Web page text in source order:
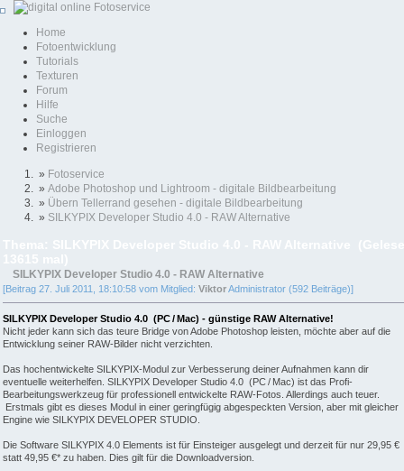
Home
Fotoentwicklung
Tutorials
Texturen
Forum
Hilfe
Suche
Einloggen
Registrieren
» Fotoservice
» Adobe Photoshop und Lightroom - digitale Bildbearbeitung
» Übern Tellerrand gesehen - digitale Bildbearbeitung
» SILKYPIX Developer Studio 4.0 - RAW Alternative
SILKYPIX Developer Studio 4.0 - RAW Alternative
[Beitrag 27. Juli 2011, 18:10:58 vom Mitglied: ViktorAdministrator (592 Beiträge)]
SILKYPIX Developer Studio 4.0 (PC / Mac) - günstige RAW Alternative!
Nicht jeder kann sich das teure Bridge von Adobe Photoshop leisten, möchte aber auf die
Entwicklung seiner RAW-Bilder nicht verzichten.
Das hochentwickelte SILKYPIX-Modul zur Verbesserung deiner Aufnahmen kann dir
eventuelle weiterhelfen. SILKYPIX Developer Studio 4.0 (PC / Mac) ist das Profi-
Bearbeitungswerkzeug für professionell entwickelte RAW-Fotos. Allerdings auch teuer.
Erstmals gibt es dieses Modul in einer geringfügig abgespeckten Version, aber mit gleicher
Engine wie SILKYPIX DEVELOPER STUDIO.
Die Software SILKYPIX 4.0 Elements ist für Einsteiger ausgelegt und derzeit für nur 29,95 €
statt 49,95 €* zu haben. Dies gilt für die Downloadversion.